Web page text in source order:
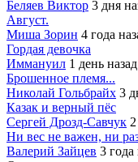
Беляев Виктор 3 дня
Август.
Миша Зорин 4 года
Гордая девочка
Иммануил 1 день назад
Брошенное племя...
Николай Гольбрайх 3
Казак и верный пёс
Сергей Дрозд-Савчук
Ни вес не важен, ни
Валерий Зайцев 3 года